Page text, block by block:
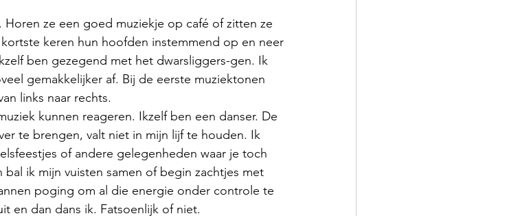
ze een goed muziekje op café of zitten ze
keren hun hoofden instemmend op en neer
ben gezegend met het dwarsliggers-gen. Ik
gemakkelijker af. Bij de eerste muziektonen
links naar rechts.
kunnen reageren. Ikzelf ben een danser. De
te brengen, valt niet in mijn lijf te houden. Ik
of andere gelegenheden waar je toch
ik mijn vuisten samen of begin zachtjes met
poging om al die energie onder controle te
en dan dans ik. Fatsoenlijk of niet.